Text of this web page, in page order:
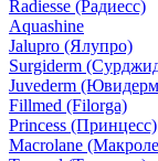
Radiesse (Радиесс)
Aquashine
Jalupro (Ялупро)
Surgiderm
Juvederm
Fillmed (Filorga)
Princess (Принцесс)
Macrolane